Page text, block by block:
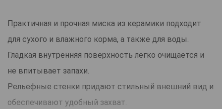
Практичная и прочная миска из керамики подходит
для сухого и влажного корма, а также для воды.
Гладкая внутренняя поверхность легко очищается и
не впитывает запахи.
Рельефные стенки придают стильный внешний вид и
обеспечивают удобный захват.